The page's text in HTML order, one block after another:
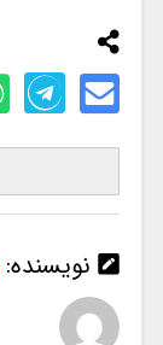
نویسنده: